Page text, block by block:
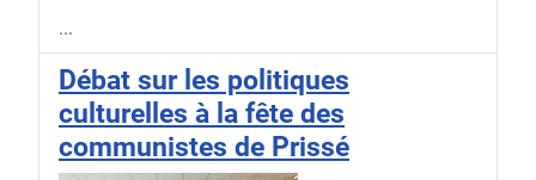
...
Débat sur les politiques
culturelles à la fête des
communistes de Prissé